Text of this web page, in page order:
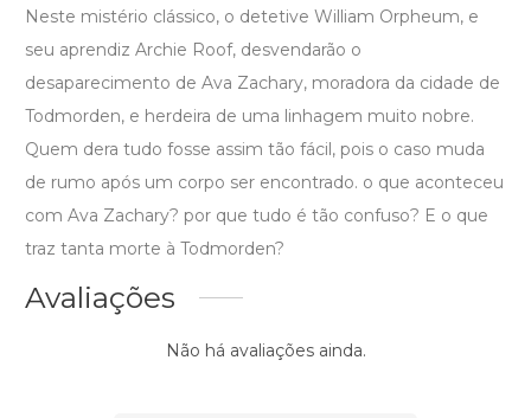
Neste mistério clássico, o detetive William Orpheum, e
seu aprendiz Archie Roof, desvendarão o
desaparecimento de Ava Zachary, moradora da cidade de
Todmorden, e herdeira de uma linhagem muito nobre.
Quem dera tudo fosse assim tão fácil, pois o caso muda
de rumo após um corpo ser encontrado. o que aconteceu
com Ava Zachary? por que tudo é tão confuso? E o que
traz tanta morte à Todmorden?
Avaliações
Não há avaliações ainda.